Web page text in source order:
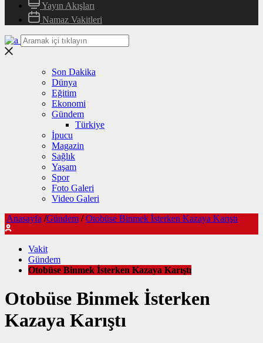
Yayın Akışları
Namaz Vakitleri
Son Dakika
Dünya
Eğitim
Ekonomi
Gündem
Türkiye
İpucu
Magazin
Sağlık
Yaşam
Spor
Foto Galeri
Video Galeri
Anasayfa /Gündem / Otobüse Binmek İsterken Kazaya Karıştı
Vakit
Gündem
Otobüse Binmek İsterken Kazaya Karıştı
Otobüse Binmek İsterken
Kazaya Karıştı